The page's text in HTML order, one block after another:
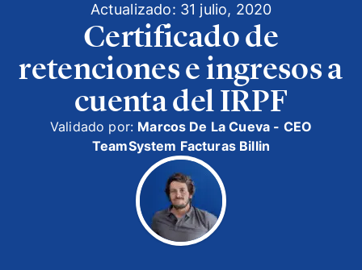
Actualizado: 31 julio, 2020
Certificado de
retenciones e ingresos a
cuenta del IRPF
Validado por: Marcos De La Cueva - CEO
TeamSystem Facturas Billin